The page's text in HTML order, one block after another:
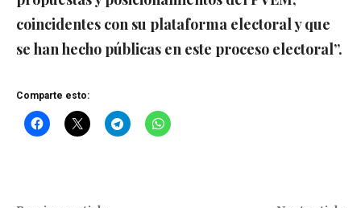
coincidentes con su plataforma electoral y que
se han hecho públicas en este proceso electoral”.
Comparte esto: